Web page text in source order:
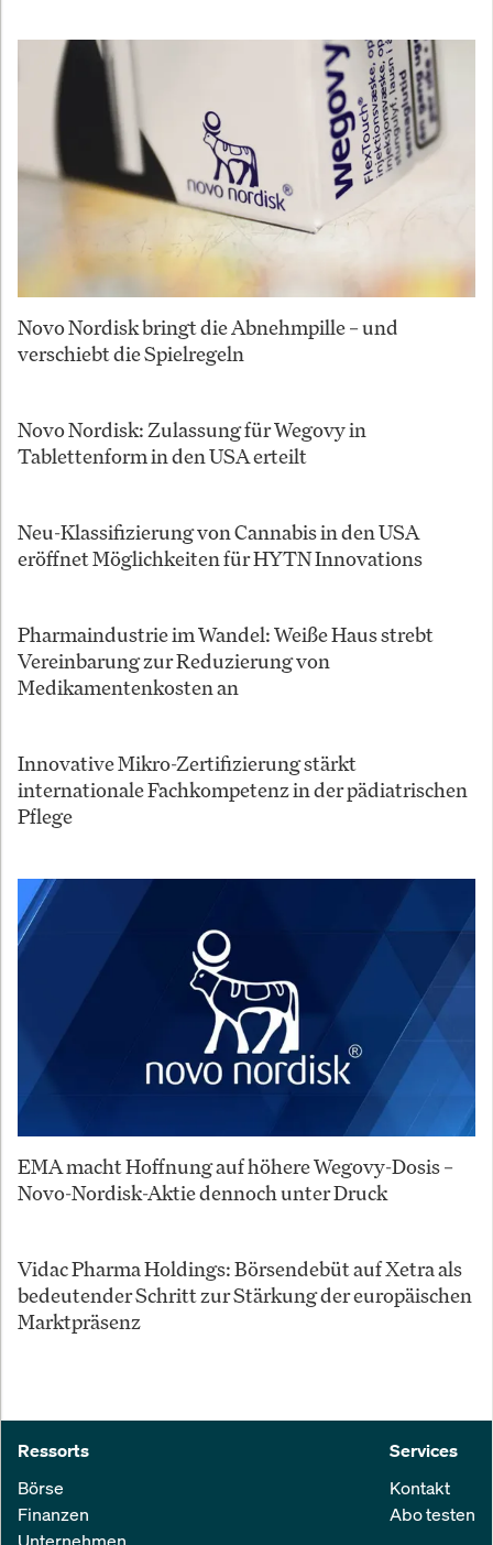
Novo Nordisk bringt die Abnehmpille – und
verschiebt die Spielregeln
Novo Nordisk: Zulassung für Wegovy in
Tablettenform in den USA erteilt
Neu-Klassifizierung von Cannabis in den USA
eröffnet Möglichkeiten für HYTN Innovations
Pharmaindustrie im Wandel: Weiße Haus strebt
Vereinbarung zur Reduzierung von
Medikamentenkosten an
Innovative Mikro-Zertifizierung stärkt
internationale Fachkompetenz in der pädiatrischen
Pflege
EMA macht Hoffnung auf höhere Wegovy-Dosis –
Novo-Nordisk-Aktie dennoch unter Druck
Vidac Pharma Holdings: Börsendebüt auf Xetra als
bedeutender Schritt zur Stärkung der europäischen
Marktpräsenz
Ressorts
Börse
Finanzen
Unternehmen
Services
Kontakt
Abo testen